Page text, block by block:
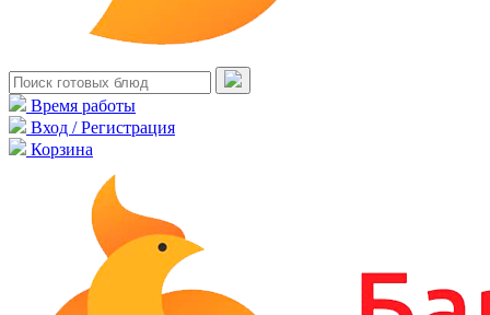
Время работы
Вход / Регистрация
Корзина